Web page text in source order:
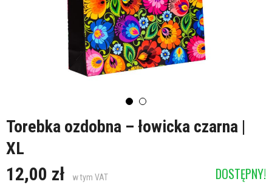
Torebka ozdobna – łowicka czarna |
XL
12,00 zł w tym VAT DOSTĘPNY!